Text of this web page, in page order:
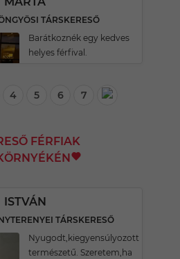
TÁRSKERESŐ
Barátkoznék egy kedves
helyes férfival.
4 5 6 7
FÉRFIAK
ISTVÁN
TÁRSKERESŐ
Nyugodt,kiegyensúlyozott
természetű. Szeretem,ha